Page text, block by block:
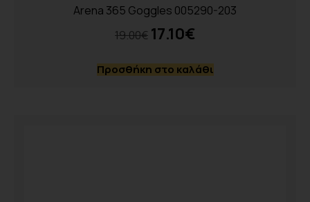
Arena 365 Goggles 005290-203
19.00€ 17.10€
Προσθήκη στο καλάθι